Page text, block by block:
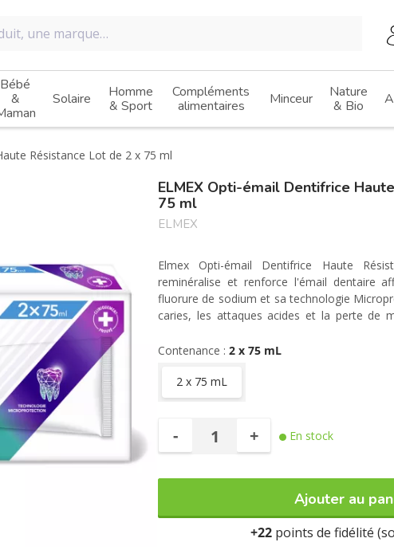
Bébé
&
Solaire
Homme
& Sport
Compléments
alimentaires
Minceur
Nature
& Bio
Résistance Lot de 2 x 75 ml
ELMEX Opti-émail Dentifrice
75 ml
ELMEX
Elmex Opti-émail Dentifrice Haute
reminéralise et renforce l'émail dentaire
fluorure de sodium et sa technologie
caries, les attaques acides et la perte de
Contenance : 2 x 75 mL
2 x 75 mL
En stock
- +
Ajouter au
+22 points de fidélité